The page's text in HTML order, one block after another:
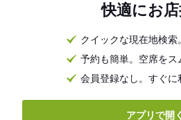
快適にお店
クイックな現在地検索
予約も簡単。空席をス
会員登録なし。すぐに
アプリで開く